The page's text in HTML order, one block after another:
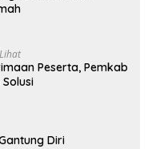
Peserta, Pemkab
Diri